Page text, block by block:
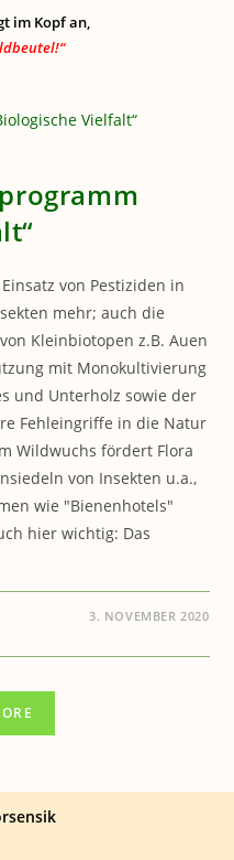
im Kopf an,
von Pestiziden in
mehr; auch die
Kleinbiotopen z.B. Auen
mit Monokultivierung
und Unterholz sowie der
Fehleingriffe in die Natur
Wildwuchs fördert Flora
von Insekten u.a.,
wie "Bienenhotels"
hier wichtig: Das
3. NOVEMBER 2020